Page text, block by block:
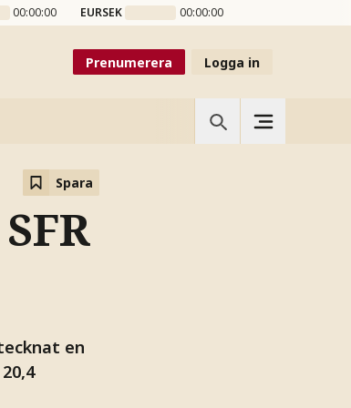
00:00:00 EURSEK 00:00:00
Prenumerera Logga in
Spara
en